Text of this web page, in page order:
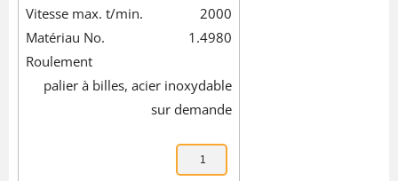
Vitesse max. t/min.
2000
Matériau No.
1.4980
Roulement
palier à billes, acier inoxydable
sur demande